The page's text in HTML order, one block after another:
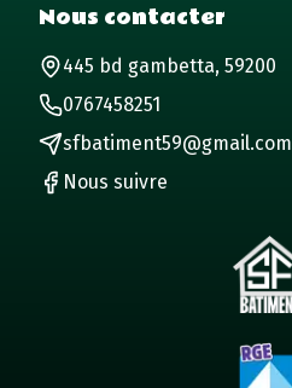
Nous contacter
445 bd gambetta, 59200
0767458251
sfbatiment59@gmail.com
Nous suivre